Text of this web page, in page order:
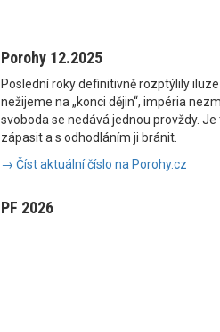
Porohy 12.2025
Poslední roky definitivně rozptýlily
nežijeme na „konci dějin“, impéria
svoboda se nedává jednou provždy. Je
zápasit a s odhodláním ji bránit.
→ Číst aktuální číslo na Porohy.cz
PF 2026